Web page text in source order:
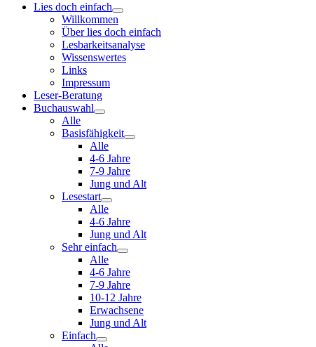
Lies doch einfach
Willkommen
Über lies doch einfach
Lesbarkeitsanalyse
Wissenswertes
Links
Impressum
Leser-Beratung
Buchauswahl
Alle
Basisfähigkeit
Alle
4-6 Jahre
7-9 Jahre
Jung und Alt
Lesestart
Alle
4-6 Jahre
Jung und Alt
Sehr einfach
Alle
4-6 Jahre
7-9 Jahre
10-12 Jahre
Erwachsene
Jung und Alt
Einfach